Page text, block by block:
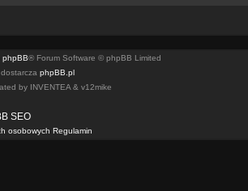
phpBB® Forum Software © phpBB Limited
phpBB.pl
by INVENTEA & v12mike
SEO
osobowych Regulamin